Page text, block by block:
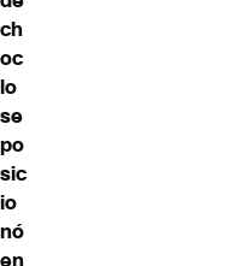
ch
oc
lo
se
po
sic
io
nó